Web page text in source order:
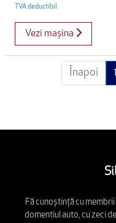
TVA deductibil
Vezi mașina
Înapoi 1
Fă cunoștință cu
domentiul auto, cu zeci